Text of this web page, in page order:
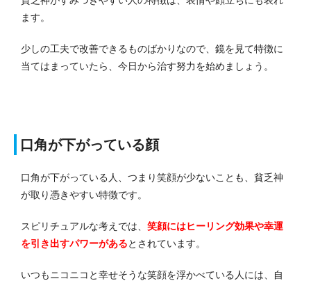
ます。
少しの工夫で改善できるものばかりなので、鏡を見て特徴に
当てはまっていたら、今日から治す努力を始めましょう。
口角が下がっている顔
口角が下がっている人、つまり笑顔が少ないことも、貧乏神
が取り憑きやすい特徴です。
スピリチュアルな考えでは、 笑顔にはヒーリング効果や幸運
を引き出すパワーがあるとされています。
いつもニコニコと幸せそうな笑顔を浮かべている人には、自